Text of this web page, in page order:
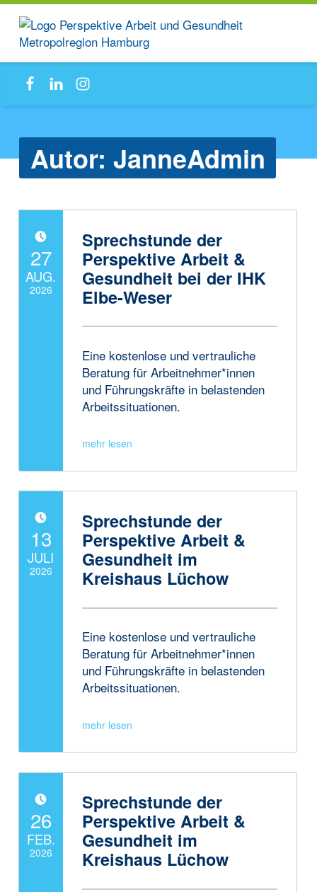
PAG-
MRH
Anlaufstelle für Beschäftigte und Betriebe
Facebook
LinkedinInstagram
Autor: JanneAdmin
Sprechstunde der
Perspektive Arbeit &
Gesundheit bei der IHK
Elbe-Weser
Eine kostenlose und vertrauliche
Beratung für Arbeitnehmer*innen
und Führungskräfte in belastenden
Arbeitssituationen.
POSTED ON:27
AUG.
2026
Sprechstunde der
Perspektive Arbeit &
Gesundheit im
Kreishaus Lüchow
Eine kostenlose und vertrauliche
Beratung für Arbeitnehmer*innen
und Führungskräfte in belastenden
Arbeitssituationen.
POSTED ON:13
JULI
2026
Sprechstunde der
Perspektive Arbeit &
Gesundheit im
Kreishaus Lüchow
POSTED ON:26
FEB.
2026